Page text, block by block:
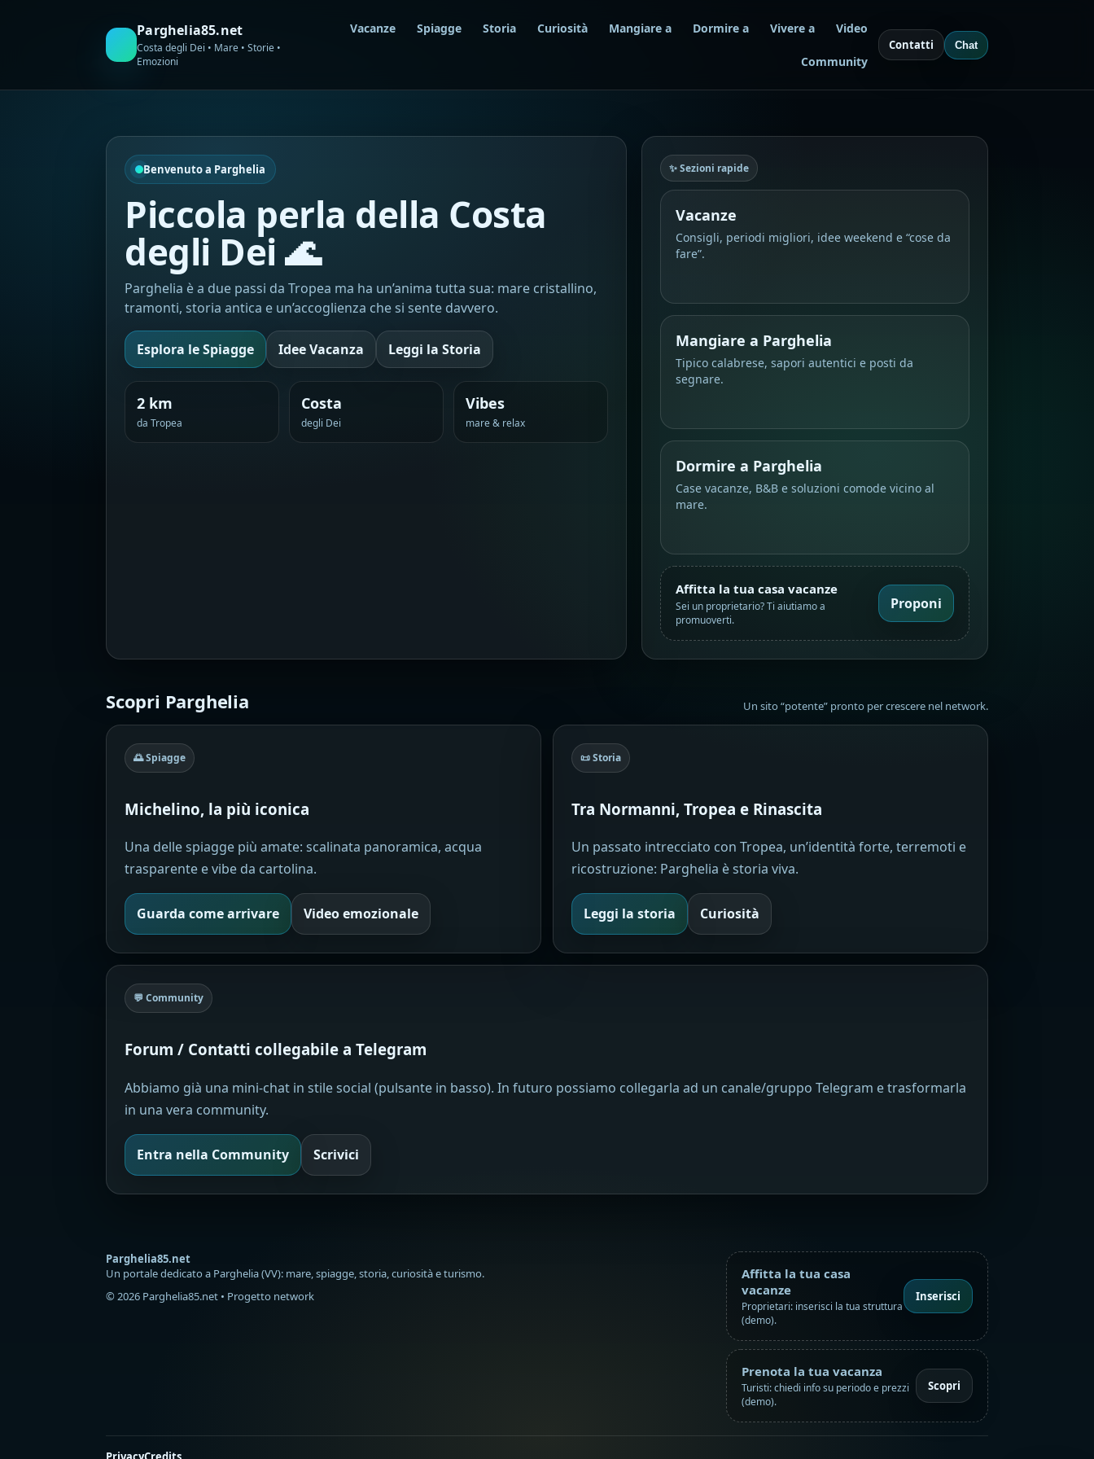
Parghelia85.net
Costa degli Dei • Mare • Storie •
Emozioni
Vacanze Spiagge Storia Curiosità Mangiare a Dormire a Vivere a Video
Community
Contatti Chat
Benvenuto a Parghelia
Piccola perla della Costa
degli Dei 🌊
Parghelia è a due passi da Tropea ma ha un’anima tutta sua: mare cristallino,
tramonti, storia antica e un’accoglienza che si sente davvero.
Esplora le Spiagge Idee Vacanza Leggi la Storia
2 km
da Tropea
Costa
degli Dei
Vibes
mare & relax
✨ Sezioni rapide
Vacanze
Consigli, periodi migliori, idee weekend e “cose da
fare”.
Mangiare a Parghelia
Tipico calabrese, sapori autentici e posti da
segnare.
Dormire a Parghelia
Case vacanze, B&B e soluzioni comode vicino al
mare.
Affitta la tua casa vacanze
Sei un proprietario? Ti aiutiamo a
promuoverti.
Proponi
Scopri Parghelia Un sito “potente” pronto per crescere nel network.
🌅 Spiagge
Michelino, la più iconica
Una delle spiagge più amate: scalinata panoramica, acqua
trasparente e vibe da cartolina.
Guarda come arrivare Video emozionale
📜 Storia
Tra Normanni, Tropea e Rinascita
Un passato intrecciato con Tropea, un’identità forte, terremoti e
ricostruzione: Parghelia è storia viva.
Leggi la storia Curiosità
💬 Community
Forum / Contatti collegabile a Telegram
Abbiamo già una mini-chat in stile social (pulsante in basso). In futuro possiamo collegarla ad un canale/gruppo Telegram e trasformarla
in una vera community.
Entra nella Community Scrivici
Parghelia85.net
Un portale dedicato a Parghelia (VV): mare, spiagge, storia, curiosità e turismo.
© 2026 Parghelia85.net • Progetto network
Affitta la tua casa
vacanze
Proprietari: inserisci la tua struttura
(demo).
Inserisci
Prenota la tua vacanza
Turisti: chiedi info su periodo e prezzi
(demo).
Scopri